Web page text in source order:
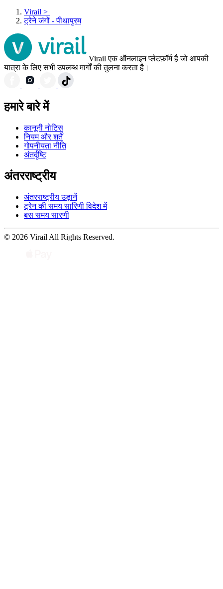
Virail >
ट्रेने जंगों - पीथापुरम
Virail एक ऑनलाइन प्लेटफ़ॉर्म है जो आपकी
यात्रा के लिए सभी उपलब्ध मार्गों की तुलना करता है।
हमारे बारे में
कानूनी नोटिस
नियम और शर्तें
गोपनीयता नीति
अंतर्दृष्टि
अंतरराष्ट्रीय
अंतरराष्ट्रीय उड़ानें
ट्रेन की समय सारिणी विदेश में
बस समय सारणी
© 2026 Virail All Rights Reserved.